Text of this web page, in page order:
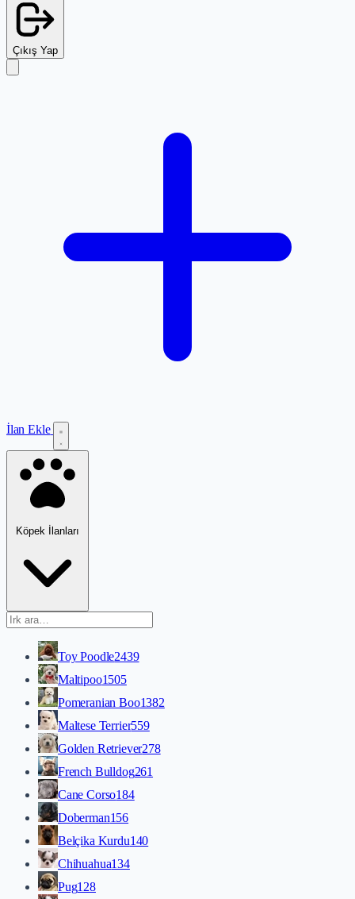
Çıkış Yap
İlan Ekle
Köpek İlanları
Toy Poodle2439
Maltipoo1505
Pomeranian Boo1382
Maltese Terrier559
Golden Retriever278
French Bulldog261
Cane Corso184
Doberman156
Belçika Kurdu140
Chihuahua134
Pug128